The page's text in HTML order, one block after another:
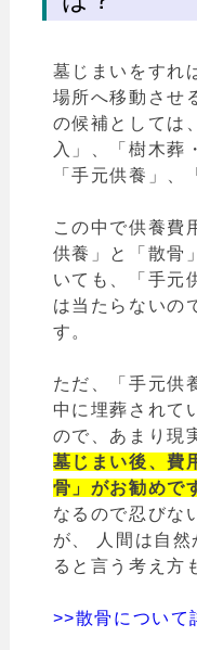
墓じまいをすれ
場所へ移動させ
の候補としては
入」、「樹木葬
「手元供養」、
この中で供養費
供養」と「散骨
いても、「手元
は当たらないの
す。
ただ、「手元供
中に埋葬されて
ので、あまり現
墓じまい後、費
骨」がお勧めで
なるので忍びな
が、 人間は自
ると言う考え方
>>散骨について